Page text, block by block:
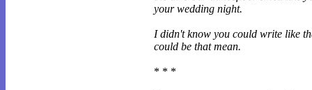
your wedding night.
I didn't know you could write like
could be that mean.
* * *